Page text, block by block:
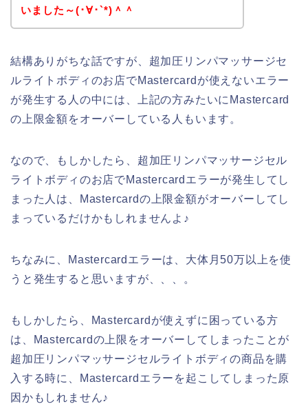
いました～(･∀･`*)＾＾
結構ありがちな話ですが、超加圧リンパマッサージセ
ルライトボディのお店でMastercardが使えないエラー
が発生する人の中には、上記の方みたいにMastercard
の上限金額をオーバーしている人もいます。
なので、もしかしたら、超加圧リンパマッサージセル
ライトボディのお店でMastercardエラーが発生してし
まった人は、Mastercardの上限金額がオーバーしてし
まっているだけかもしれませんよ♪
ちなみに、Mastercardエラーは、大体月50万以上を使
うと発生すると思いますが、、、。
もしかしたら、Mastercardが使えずに困っている方
は、Mastercardの上限をオーバーしてしまったことが
超加圧リンパマッサージセルライトボディの商品を購
入する時に、Mastercardエラーを起こしてしまった原
因かもしれません♪